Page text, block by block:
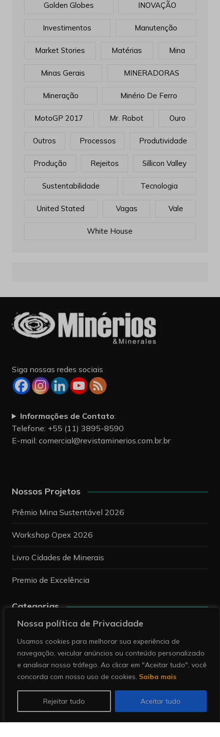
Nossa política de Privacidade
Usamos cookies para melhorar sua experiência de
navegação, veicular anúncios ou conteúdo personalizado
e analisar nosso tráfego. Ao clicar em "Aceitar tudo", você
concorda com nosso uso de cookies. Saiba mais
Rejeitar tudo Aceitar tudo
Golden Globes INOVAÇÃO
Investimentos Manutenção
Market Stories Matérias Mina
Minas Gerais MINERADORAS
Mineração Minério De Ferro
MotoGP 2017 Mr. Robot Ouro
Outros Processos Produtividade
Produção Rejeitos Sillicon Valley
Sustentabilidade Tecnologia
United Stated Vagas Vale
White House
Siga nossas redes sociais
Informações de Contato:
Telefone: +55 (11) 3895-8590
E-mail: comercial@revistaminerios.com.br.br
Nossos Projetos
Prêmio Mina Sustentável 2026
Workshop Opex 2026
Livro Cidades de Minerais
Premio de Excelência
Categorias
Categorias
Pesquise